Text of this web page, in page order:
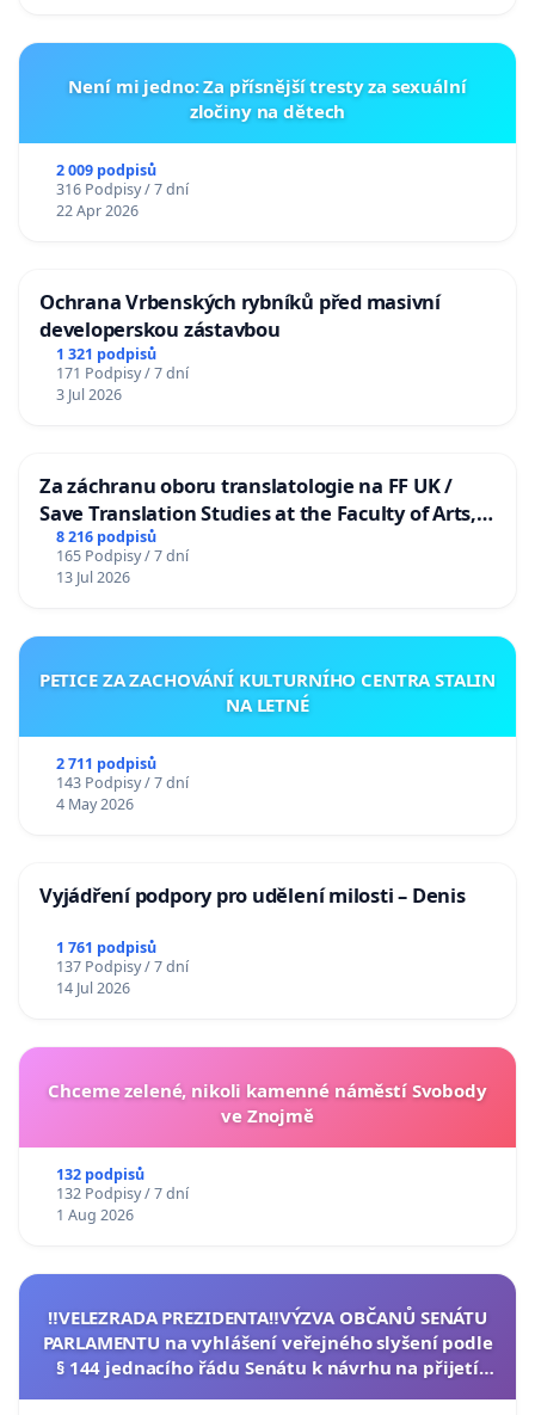
Není mi jedno: Za přísnější tresty za sexuální
zločiny na dětech
2 009 podpisů
316 Podpisy / 7 dní
22 Apr 2026
Ochrana Vrbenských rybníků před masivní
developerskou zástavbou
1 321 podpisů
171 Podpisy / 7 dní
3 Jul 2026
Za záchranu oboru translatologie na FF UK /
Save Translation Studies at the Faculty of Arts,
Charles University
8 216 podpisů
165 Podpisy / 7 dní
13 Jul 2026
PETICE ZA ZACHOVÁNÍ KULTURNÍHO CENTRA STALIN
NA LETNÉ
2 711 podpisů
143 Podpisy / 7 dní
4 May 2026
Vyjádření podpory pro udělení milosti – Denis
1 761 podpisů
137 Podpisy / 7 dní
14 Jul 2026
Chceme zelené, nikoli kamenné náměstí Svobody
ve Znojmě
132 podpisů
132 Podpisy / 7 dní
1 Aug 2026
‼️VELEZRADA PREZIDENTA‼️VÝZVA OBČANŮ SENÁTU
PARLAMENTU na vyhlášení veřejného slyšení podle
§ 144 jednacího řádu Senátu k návrhu na přijetí